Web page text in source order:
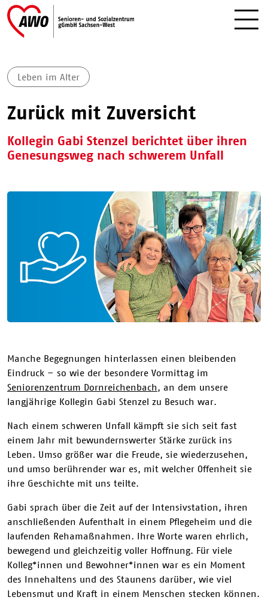
Leben im Alter
Zurück mit Zuversicht
Kollegin Gabi Stenzel berichtet über ihren
Genesungsweg nach schwerem Unfall
Manche Begegnungen hinterlassen einen bleibenden
Eindruck – so wie der besondere Vormittag im
Seniorenzentrum Dornreichenbach, an dem unsere
langjährige Kollegin Gabi Stenzel zu Besuch war.
Nach einem schweren Unfall kämpft sie sich seit fast
einem Jahr mit bewundernswerter Stärke zurück ins
Leben. Umso größer war die Freude, sie wiederzusehen,
und umso berührender war es, mit welcher Offenheit sie
ihre Geschichte mit uns teilte.
Gabi sprach über die Zeit auf der Intensivstation, ihren
anschließenden Aufenthalt in einem Pflegeheim und die
laufenden Rehamaßnahmen. Ihre Worte waren ehrlich,
bewegend und gleichzeitig voller Hoffnung. Für viele
Kolleg*innen und Bewohner*innen war es ein Moment
des Innehaltens und des Staunens darüber, wie viel
Lebensmut und Kraft in einem Menschen stecken können.